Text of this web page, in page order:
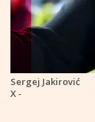
Sergej Jakirović
X -